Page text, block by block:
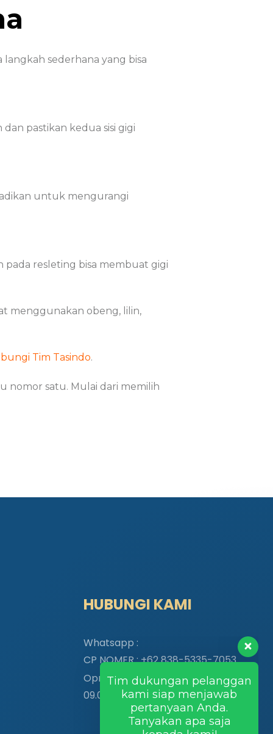
sederhana yang bisa
pastikan kedua sisi gigi
untuk mengurangi
resleting bisa membuat gigi
menggunakan obeng, lilin,
Tim Tasindo.
nomor satu. Mulai dari memilih
HUBUNGI KAMI
Whatsapp :
CP NOMER :+62 838-5335-7053
Oprasiona :
09.00 – 17.00 WIB
kami siap menjawab
Hi, ada yang bisa saya
bantu?